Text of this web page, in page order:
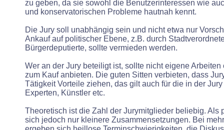
zu geben, da sie sowohl die Benutzerinteressen wie
und konservatorischen Probleme hautnah kennt.
Die Jury soll unabhängig sein und nicht etwa nur
Ankauf auf politischer Ebene, z.B. durch
Bürgerdeputierte, sollte vermieden werden.
Wer an der Jury beteiligt ist, sollte nicht eigene
zum Kauf anbieten. Die guten Sitten verbieten, dass
Tätigkeit Vorteile ziehen, das gilt auch für die in der
Experten, Künstler etc.
Theoretisch ist die Zahl der Jurymitglieder beliebig. Als
sich jedoch nur kleinere Zusammensetzungen. Bei